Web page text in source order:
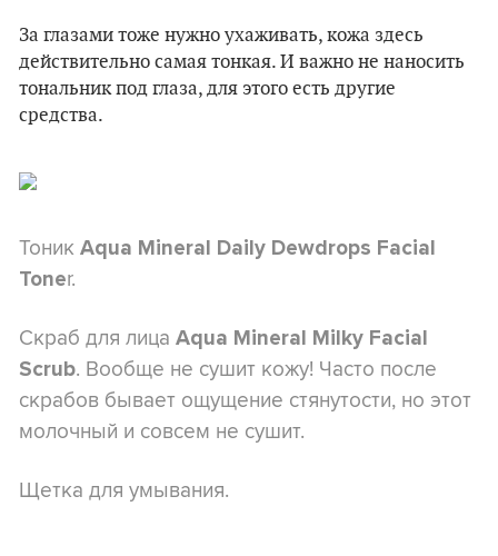
За глазами тоже нужно ухаживать, кожа здесь
действительно самая тонкая. И важно не наносить
тональник под глаза, для этого есть другие
средства.
Тоник Aqua Mineral Daily Dewdrops Facial
Toner.
Скраб для лица Aqua Mineral Milky Facial
Scrub. Вообще не сушит кожу! Часто после
скрабов бывает ощущение стянутости, но этот
молочный и совсем не сушит.
Щетка для умывания.